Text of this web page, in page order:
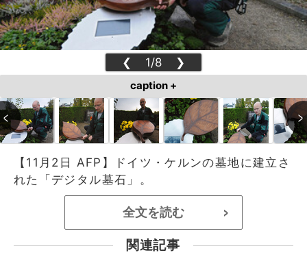
❮ 1/8 ❯
caption +
【11月2日 AFP】ドイツ・ケルンの墓地に建立さ
れた「デジタル墓石」。
全文を読む >
関連記事